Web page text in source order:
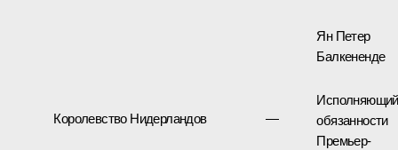
Королевство Нидерландов —
Ян Петер
Балкененде
Исполняющий
обязанности
Премьер-